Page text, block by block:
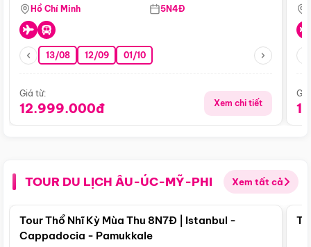
Hồ Chí Minh 5N4Đ
13/08 12/09 01/10
Giá từ:
12.999.000đ Xem chi tiết
TOUR DU LỊCH ÂU-ÚC-MỸ-PHI Xem tất cả
Điểm nổi bật
Tour Thổ Nhĩ Kỳ Mùa Thu 8N7Đ | Istanbul -
Cappadocia - Pamukkale